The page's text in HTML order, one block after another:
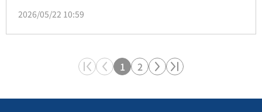
衛星超過20％領先。
2026/05/22 10:59
1 2